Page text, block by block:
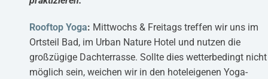
Rooftop Yoga: Mittwochs & Freitags treffen wir uns im
Ortsteil Bad, im Urban Nature Hotel und nutzen die
großzügige Dachterrasse. Sollte dies wetterbedingt nicht
möglich sein, weichen wir in den hoteleigenen Yoga-